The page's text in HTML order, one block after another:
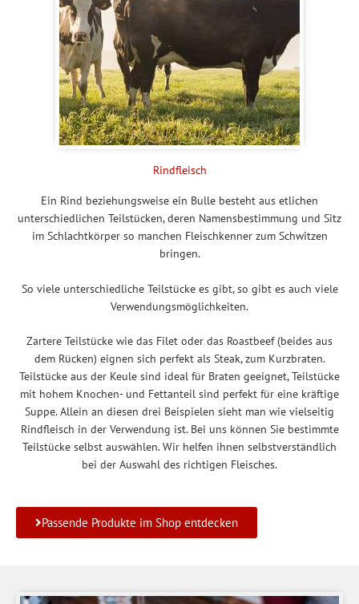
Rindfleisch
Ein Rind beziehungsweise ein Bulle besteht aus etlichen
unterschiedlichen Teilstücken, deren Namensbestimmung und Sitz
im Schlachtkörper so manchen Fleischkenner zum Schwitzen
bringen.
So viele unterschiedliche Teilstücke es gibt, so gibt es auch viele
Verwendungsmöglichkeiten.
Zartere Teilstücke wie das Filet oder das Roastbeef (beides aus
dem Rücken) eignen sich perfekt als Steak, zum Kurzbraten.
Teilstücke aus der Keule sind ideal für Braten geeignet, Teilstücke
mit hohem Knochen- und Fettanteil sind perfekt für eine kräftige
Suppe. Allein an diesen drei Beispielen sieht man wie vielseitig
Rindfleisch in der Verwendung ist. Bei uns können Sie bestimmte
Teilstücke selbst auswählen. Wir helfen ihnen selbstverständlich
bei der Auswahl des richtigen Fleisches.
Passende Produkte im Shop entdecken